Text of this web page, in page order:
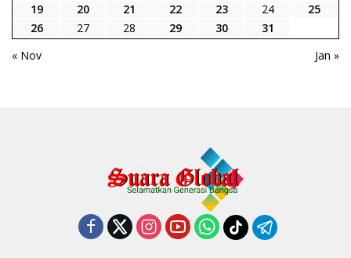
19
20 21 22 23 24
25
26
27 28 29 30
31
« Nov
Jan »